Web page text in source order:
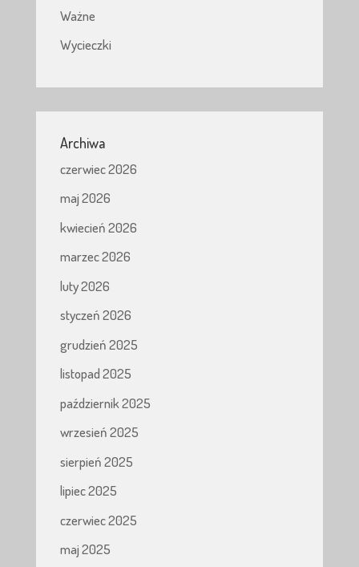
Ważne
Wycieczki
Archiwa
czerwiec 2026
maj 2026
kwiecień 2026
marzec 2026
luty 2026
styczeń 2026
grudzień 2025
listopad 2025
październik 2025
wrzesień 2025
sierpień 2025
lipiec 2025
czerwiec 2025
maj 2025